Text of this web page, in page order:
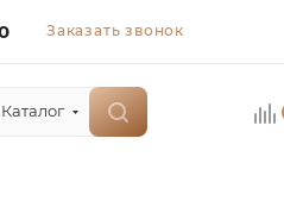
Заказать звонок
Каталог